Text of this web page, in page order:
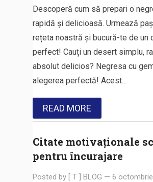
Descoperă cum să prepari o
rapidă și delicioasă. Urmează
rețeta noastră și bucură-te de un
perfect! Cauți un desert simplu,
absolut delicios? Negresa cu
alegerea perfectă! Acest…
READ MORE
Citate motivaționale
pentru încurajare
Posted by [ T ] BLOG — 6